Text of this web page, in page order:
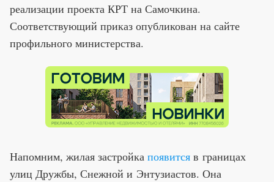
реализации проекта КРТ на Самочкина.
Соответствующий приказ опубликован на сайте
профильного министерства.
Напомним, жилая застройка появится в границах
улиц Дружбы, Снежной и Энтузиастов. Она